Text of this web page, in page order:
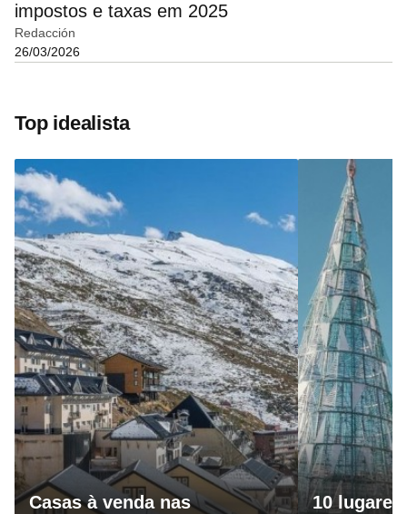
impostos e taxas em 2025
Redacción
26/03/2026
Top idealista
Casas à venda nas
10